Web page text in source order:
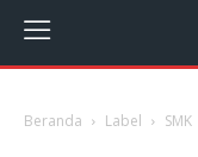
Beranda Label SMK